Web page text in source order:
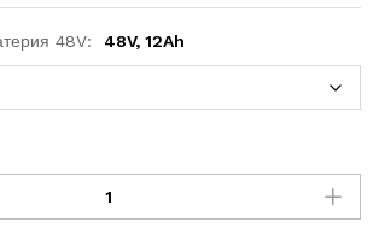
48V: 48V, 12Ah